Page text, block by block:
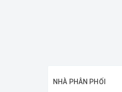
NHÀ PHÂN PHỐI